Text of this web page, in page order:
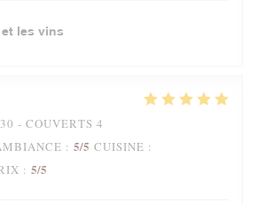
les vins
- COUVERTS 4
: 5/5 CUISINE :
: 5/5